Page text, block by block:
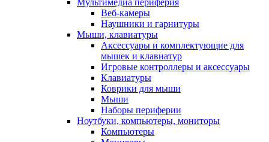
Мультимедиа периферия
Веб-камеры
Наушники и гарнитуры
Мыши, клавиатуры
Аксессуары и комплектующие для
мышек и клавиатур
Игровые контроллеры и аксессуары
Клавиатуры
Коврики для мыши
Мыши
Наборы периферии
Ноутбуки, компьютеры, мониторы
Компьютеры